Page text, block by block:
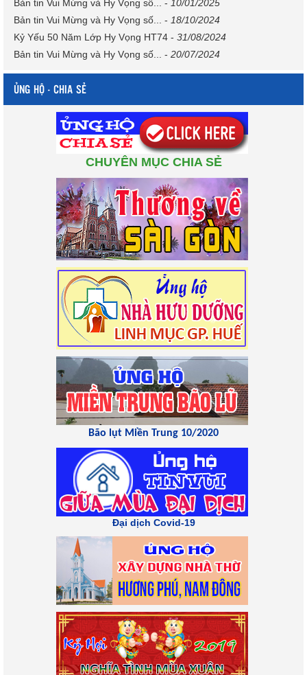
Bản tin Vui Mừng và Hy Vọng số... - 10/01/2025
Bản tin Vui Mừng và Hy Vọng số...
- 18/10/2024
Kỷ Yếu 50 Năm Lớp Hy Vọng HT74 - 31/08/2024
Bản tin Vui Mừng và Hy Vọng số...
- 20/07/2024
ỦNG HỘ - CHIA SẺ
CHUYÊN MỤC CHIA SẺ
Bão lụt Miền Trung 10/2020
Đại dịch Covid-19